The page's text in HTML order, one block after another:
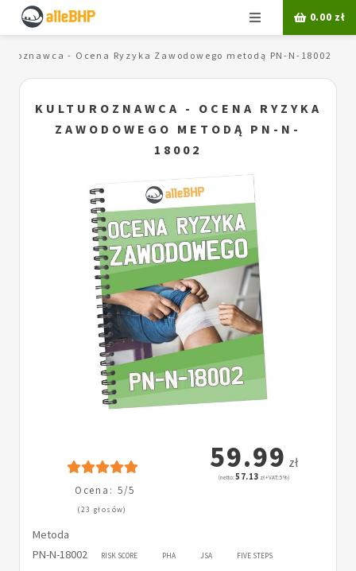
Menu 0.00 zł
- Ocena Ryzyka Zawodowego metodą PN-N-18002
KULTUROZNAWCA - OCENA RYZYKA
ZAWODOWEGO METODĄ PN-N-
18002
Ocena: 5/5
(23 głosów)
59.99 zł
(netto:57.13 zł + VAT: 5%)
Metoda
PN-N-18002
RISK SCORE PHA JSA FIVE STEPS